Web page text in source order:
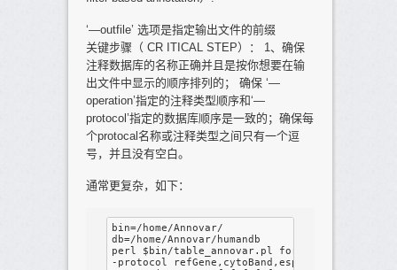
‘—outfile’ 选项是指定输出文件的前缀
关键步骤（ CR ITICAL STEP）： 1、确保
注释数据库的名称正确并且是按你想要在输
出文件中显示的顺序排列的； 确保 ‘—
operation’指定的注释类型顺序和‘—
protocol’指定的数据库顺序是一致的；确保每
个protocal名称或注释类型之间只有一个逗
号，并且没有空白。
通常更复杂，如下：
bin=/home/Annovar/
db=/home/Annovar/humandb
perl $bin/table_annovar.pl for_annovar.input
-protocol